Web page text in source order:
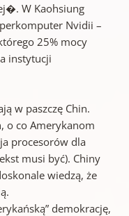
W Kaohsiung
Nvidii –
25% mocy
instytucji
w paszczę Chin.
o co Amerykanom
procesorów dla
musi być). Chiny
wiedzą, że
demokrację,